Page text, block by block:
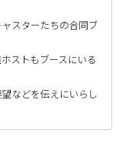
スターたちの合同ブ
ストもブースにいる
などを伝えにいらし